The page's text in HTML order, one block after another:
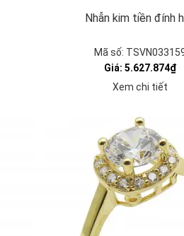
Nhẫn kim tiền đính
Mã số:
Giá: 5.627.874₫
Xem chi tiết